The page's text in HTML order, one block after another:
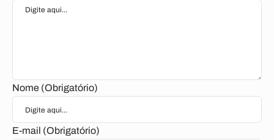
Nome (Obrigatório)
E-mail (Obrigatório)